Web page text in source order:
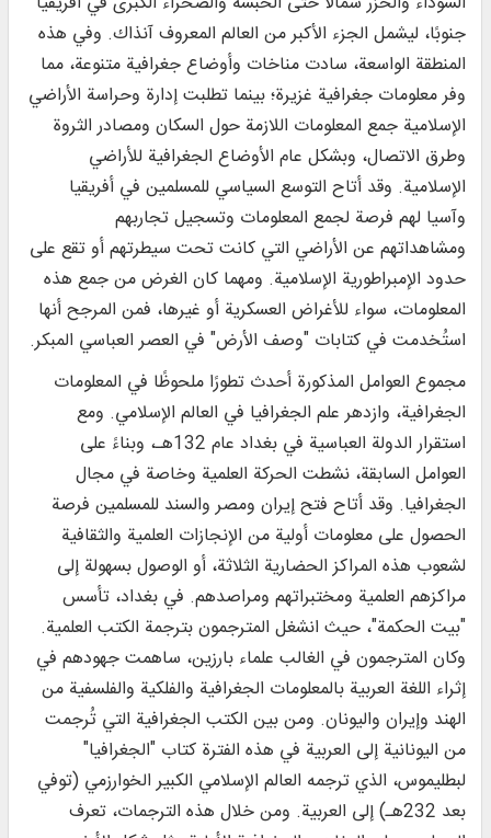
جنوبًا، ليشمل الجزء الأكبر من العالم المعروف آنذاك. وفي هذه
المنطقة الواسعة، سادت مناخات وأوضاع جغرافية متنوعة، مما
وفر معلومات جغرافية غزيرة؛ بينما تطلبت إدارة وحراسة الأراضي
الإسلامية جمع المعلومات اللازمة حول السكان ومصادر الثروة
وطرق الاتصال، وبشكل عام الأوضاع الجغرافية للأراضي
الإسلامية. وقد أتاح التوسع السياسي للمسلمين في أفريقيا
وآسيا لهم فرصة لجمع المعلومات وتسجيل تجاربهم
ومشاهداتهم عن الأراضي التي كانت تحت سيطرتهم أو تقع على
حدود الإمبراطورية الإسلامية. ومهما كان الغرض من جمع هذه
المعلومات، سواء للأغراض العسكرية أو غيرها، فمن المرجح أنها
استُخدمت في كتابات "وصف الأرض" في العصر العباسي المبكر.
مجموع العوامل المذكورة أحدث تطورًا ملحوظًا في المعلومات
الجغرافية، وازدهر علم الجغرافيا في العالم الإسلامي. ومع
استقرار الدولة العباسية في بغداد عام 132هـ، وبناءً على
العوامل السابقة، نشطت الحركة العلمية وخاصة في مجال
الجغرافيا. وقد أتاح فتح إيران ومصر والسند للمسلمين فرصة
الحصول على معلومات أولية من الإنجازات العلمية والثقافية
لشعوب هذه المراكز الحضارية الثلاثة، أو الوصول بسهولة إلى
مراكزهم العلمية ومختبراتهم ومراصدهم. في بغداد، تأسس
"بيت الحكمة"، حيث انشغل المترجمون بترجمة الكتب العلمية.
وكان المترجمون في الغالب علماء بارزين، ساهمت جهودهم في
إثراء اللغة العربية بالمعلومات الجغرافية والفلكية والفلسفية من
الهند وإيران واليونان. ومن بين الكتب الجغرافية التي تُرجمت
من اليونانية إلى العربية في هذه الفترة كتاب "الجغرافيا"
لبطليموس، الذي ترجمه العالم الإسلامي الكبير الخوارزمي (توفي
بعد 232هـ) إلى العربية. ومن خلال هذه الترجمات، تعرف